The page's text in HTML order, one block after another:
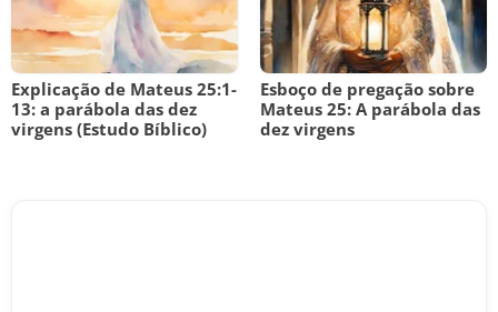
Explicação de Mateus 25:1-
13: a parábola das dez
virgens (Estudo Bíblico)
Esboço de pregação sobre
Mateus 25: A parábola das
dez virgens